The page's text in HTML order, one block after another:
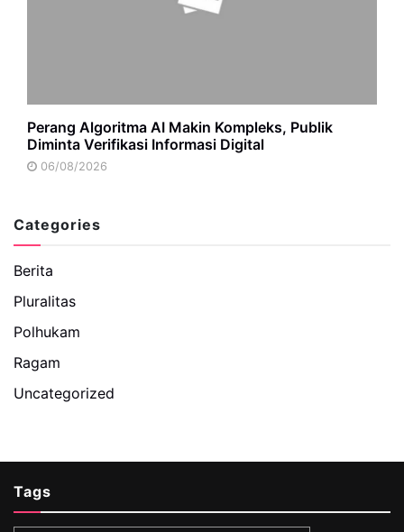
Perang Algoritma AI Makin Kompleks, Publik
Diminta Verifikasi Informasi Digital
06/08/2026
Categories
Berita
Pluralitas
Polhukam
Ragam
Uncategorized
Tags